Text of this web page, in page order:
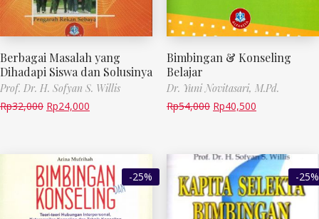
Berbagai Masalah yang
Dihadapi Siswa dan Solusinya
Prof. Dr. H. Sofyan S. Willis
Rp32,000 Rp24,000
Bimbingan & Konseling
Belajar
Dr. Yuni Novitasari, M.Pd.
Rp54,000 Rp40,500
-25% -25%